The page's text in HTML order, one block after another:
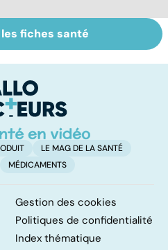
Automutilation :
des ados en
fiches santé
LE MAG DE LA SANTÉ
MÉDICAMENTS
Gestion des cookies
Politiques de confidentialité
Index thématique